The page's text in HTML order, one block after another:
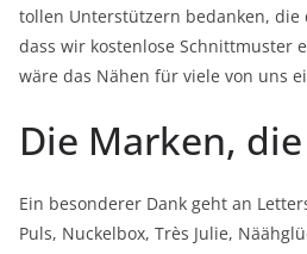
tollen Unterstützern bedanken, die
dass wir kostenlose Schnittmuster
wäre das Nähen für viele von uns
Die Marken,
Ein besonderer Dank geht an
Puls, Nuckelbox, Très Julie,